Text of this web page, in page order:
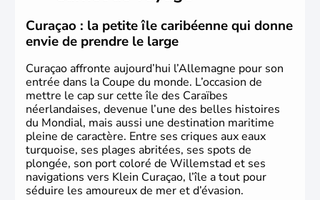
peut se targuer de grands noms qu'il a vu naître dans tous
les domaines, des arts à la politique en passant par la
philosophie. Hertz, Gutenberg, Heidegger, Thomas Mann,
Herman Hesse ou bien Hegel en font partie.
Curaçao : la petite île caribéenne qui donne
envie de prendre le large
Curaçao affronte aujourd’hui l’Allemagne pour son
entrée dans la Coupe du monde. L’occasion de
mettre le cap sur cette île des Caraïbes
néerlandaises, devenue l’une des belles histoires
du Mondial, mais aussi une destination maritime
pleine de caractère. Entre ses criques aux eaux
turquoise, ses plages abritées, ses spots de
plongée, son port coloré de Willemstad et ses
navigations vers Klein Curaçao, l’île a tout pour
séduire les amoureux de mer et d’évasion.